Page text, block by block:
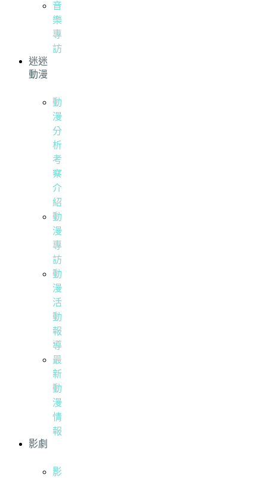
音
樂
專
訪
迷迷
動漫
動
漫
分
析
考
察
介
紹
動
漫
專
訪
動
漫
活
動
報
導
最
新
動
漫
情
報
影劇
影